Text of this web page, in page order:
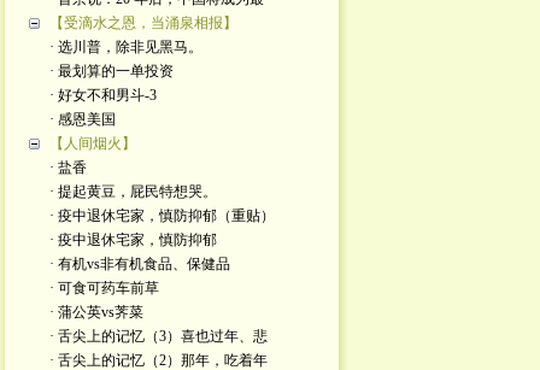
【受滴水之恩，当涌泉相报】
· 选川普，除非见黑马。
· 最划算的一单投资
· 好女不和男斗-3
· 感恩美国
【人间烟火】
· 盐香
· 提起黄豆，屁民特想哭。
· 疫中退休宅家，慎防抑郁（重贴）
· 疫中退休宅家，慎防抑郁
· 有机vs非有机食品、保健品
· 可食可药车前草
· 蒲公英vs荠菜
· 舌尖上的记忆（3）喜也过年、悲
· 舌尖上的记忆（2）那年，吃着年